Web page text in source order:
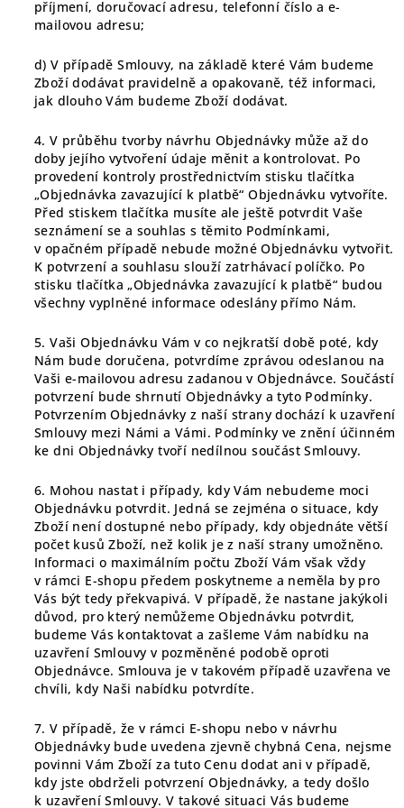
příjmení, doručovací adresu, telefonní číslo a e-
mailovou adresu;
d) V případě Smlouvy, na základě které Vám budeme
Zboží dodávat pravidelně a opakovaně, též informaci,
jak dlouho Vám budeme Zboží dodávat.
4. V průběhu tvorby návrhu Objednávky může až do
doby jejího vytvoření údaje měnit a kontrolovat. Po
provedení kontroly prostřednictvím stisku tlačítka
„Objednávka zavazující k platbě“ Objednávku vytvoříte.
Před stiskem tlačítka musíte ale ještě potvrdit Vaše
seznámení se a souhlas s těmito Podmínkami,
v opačném případě nebude možné Objednávku vytvořit.
K potvrzení a souhlasu slouží zatrhávací políčko. Po
stisku tlačítka „Objednávka zavazující k platbě“ budou
všechny vyplněné informace odeslány přímo Nám.
5. Vaši Objednávku Vám v co nejkratší době poté, kdy
Nám bude doručena, potvrdíme zprávou odeslanou na
Vaši e-mailovou adresu zadanou v Objednávce. Součástí
potvrzení bude shrnutí Objednávky a tyto Podmínky.
Potvrzením Objednávky z naší strany dochází k uzavření
Smlouvy mezi Námi a Vámi. Podmínky ve znění účinném
ke dni Objednávky tvoří nedílnou součást Smlouvy.
6. Mohou nastat i případy, kdy Vám nebudeme moci
Objednávku potvrdit. Jedná se zejména o situace, kdy
Zboží není dostupné nebo případy, kdy objednáte větší
počet kusů Zboží, než kolik je z naší strany umožněno.
Informaci o maximálním počtu Zboží Vám však vždy
v rámci E-shopu předem poskytneme a neměla by pro
Vás být tedy překvapivá. V případě, že nastane jakýkoli
důvod, pro který nemůžeme Objednávku potvrdit,
budeme Vás kontaktovat a zašleme Vám nabídku na
uzavření Smlouvy v pozměněné podobě oproti
Objednávce. Smlouva je v takovém případě uzavřena ve
chvíli, kdy Naši nabídku potvrdíte.
7. V případě, že v rámci E-shopu nebo v návrhu
Objednávky bude uvedena zjevně chybná Cena, nejsme
povinni Vám Zboží za tuto Cenu dodat ani v případě,
kdy jste obdrželi potvrzení Objednávky, a tedy došlo
k uzavření Smlouvy. V takové situaci Vás budeme